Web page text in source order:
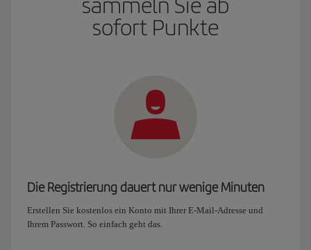
sofort Punkte
Die Registrierung dauert nur wenige Minuten
Erstellen Sie kostenlos ein Konto mit Ihrer E-Mail-Adresse und
Ihrem Passwort. So einfach geht das.